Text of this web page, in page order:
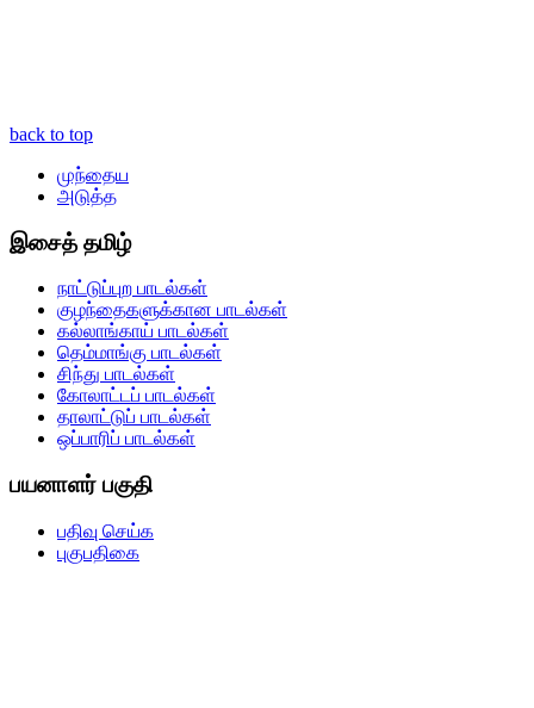
back to top
முந்தைய
அடுத்த
இசைத் தமிழ்
நாட்டுப்புற பாடல்கள்
குழந்தைகளுக்கான பாடல்கள்
கல்லாங்காய் பாடல்கள்
தெம்மாங்கு பாடல்கள்
சிந்து பாடல்கள்
கோலாட்டப் பாடல்கள்
தாலாட்டுப் பாடல்கள்
ஒப்பாரிப் பாடல்கள்
பயனாளர் பகுதி
பதிவு செய்க
புகுபதிகை